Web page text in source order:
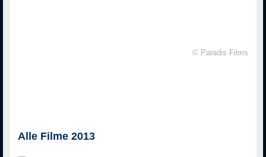
© Paradis Films
Alle Filme 2013